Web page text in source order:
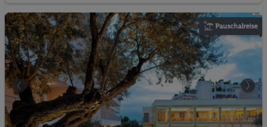
Pauschalreise